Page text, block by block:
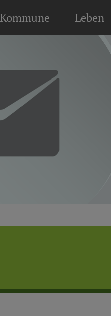
Kommune Leben